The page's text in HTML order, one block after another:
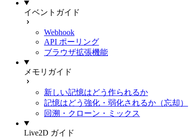
イベントガイド
Webhook
API ポーリング
ブラウザ拡張機能
メモリガイド
新しい記憶はどう作られるか
記憶はどう強化・弱化されるか（忘却）
回溯・クローン・ミックス
Live2D ガイド